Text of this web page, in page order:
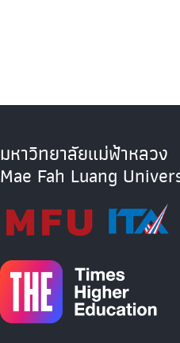
มหาวิทยาลัยแม่ฟ้าหลวง
Mae Fah Luang